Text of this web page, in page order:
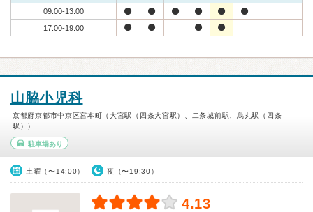
09:00-13:00
17:00-19:00
山脇小児科
京都府京都市中京区宮本町（大宮駅（四条大宮駅）、二条城前駅、烏丸駅（四条
駅））
駐車場あり
土曜（〜14:00） 夜（〜19:30）
4.13